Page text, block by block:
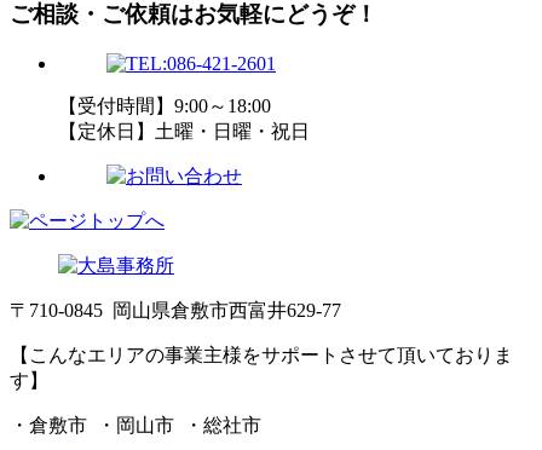
ご相談・ご依頼はお気軽にどうぞ！
【受付時間】9:00～18:00
【定休日】土曜・日曜・祝日
〒710-0845 岡山県倉敷市西富井629-77
【こんなエリアの事業主様をサポートさせて頂いておりま
す】
・倉敷市 ・岡山市 ・総社市